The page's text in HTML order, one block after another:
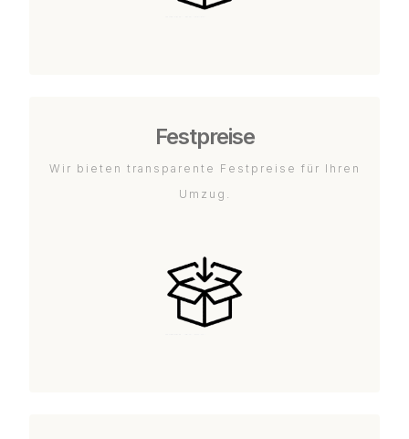
Festpreise
Wir bieten transparente Festpreise für Ihren
Umzug.